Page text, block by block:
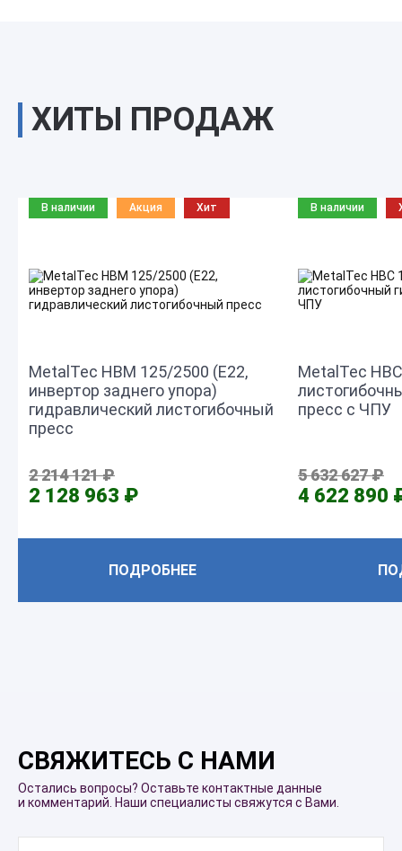
ХИТЫ ПРОДАЖ
В наличии Акция Хит
MetalTec HBM 125/2500 (Е22,
инвертор заднего упора)
гидравлический листогибочный
пресс
2 214 121 ₽
2 128 963 ₽
ПОДРОБНЕЕ
В наличии
MetalTec
пресс с ЧПУ
5 632 627 ₽
4 622 890
СВЯЖИТЕСЬ С НАМИ
Остались вопросы? Оставьте контактные данные
и комментарий. Наши специалисты свяжутся с Вами.